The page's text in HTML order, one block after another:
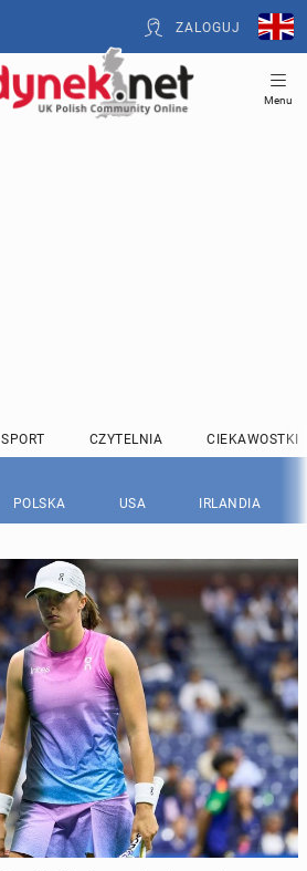
ZALOGUJ
Menu
SPORT CZYTELNIA CIEKAWOSTKI
POLSKA USA IRLANDIA